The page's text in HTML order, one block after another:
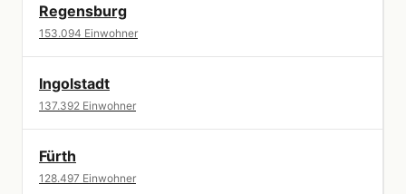
Regensburg
153.094 Einwohner
Ingolstadt
137.392 Einwohner
Fürth
128.497 Einwohner